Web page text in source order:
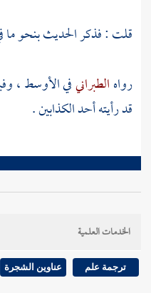
قلت : فذكر الحديث بنحو
رواهالطبرانيفي الأوسط ،
قد رأيته أحد الكذابين .
الخدمات العلمية
ترجمة علم عناوين الشجرة